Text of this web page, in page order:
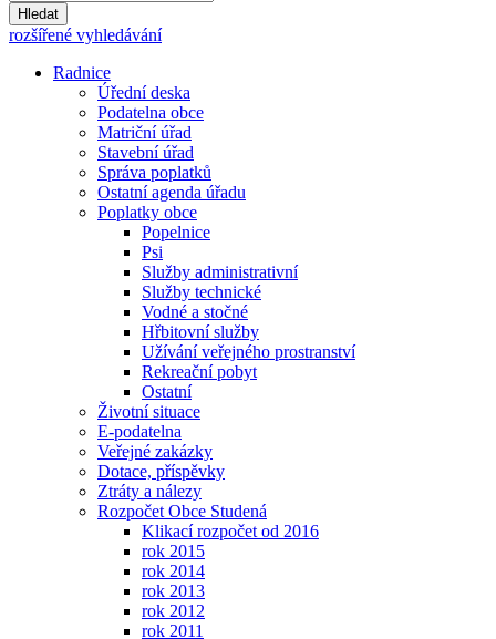
Hledat
rozšířené vyhledávání
Radnice
Úřední deska
Podatelna obce
Matriční úřad
Stavební úřad
Správa poplatků
Ostatní agenda úřadu
Poplatky obce
Popelnice
Psi
Služby administrativní
Služby technické
Vodné a stočné
Hřbitovní služby
Užívání veřejného prostranství
Rekreační pobyt
Ostatní
Životní situace
E-podatelna
Veřejné zakázky
Dotace, příspěvky
Ztráty a nálezy
Rozpočet Obce Studená
Klikací rozpočet od 2016
rok 2015
rok 2014
rok 2013
rok 2012
rok 2011